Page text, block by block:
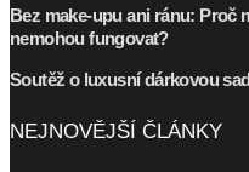
Bez make-upu ani ránu: Proč
nemohou fungovat?
Soutěž o luxusní dárkovou
NEJNOVĚJŠÍ ČLÁNKY